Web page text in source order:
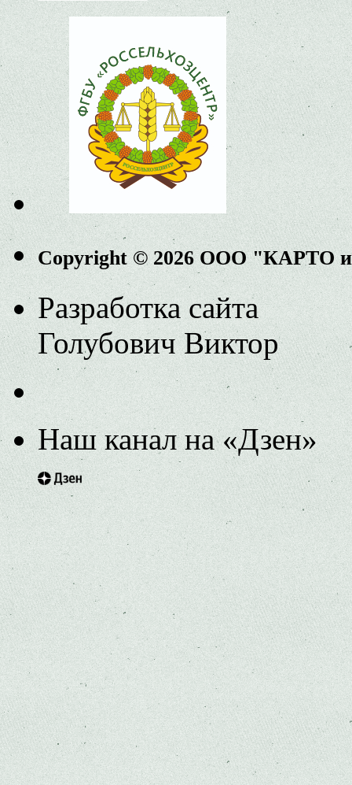
Copyright © 2026 ООО "КАРТО
Разработка сайта
Голубович Виктор
Наш канал на «Дзен»